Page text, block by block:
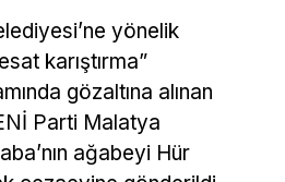
yönelik
karıştırma”
gözaltına alınan
Parti Malatya
ağabeyi Hür